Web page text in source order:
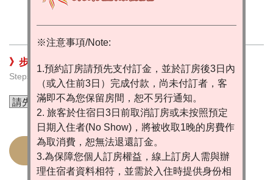
※注意事項/Note:
1.預約訂房請預先支付訂金，並於訂房後3日內
（或入住前3日）完成付款，尚未付訂者，客
滿即不為您保留房間，恕不另行通知。
2. 旅客於住宿日3日前取消訂房或未按照預定
日期入住者(No Show)，將被收取1晚的房費作
為取消費，恕無法退還訂金。
3.為保障您個人訂房權益，線上訂房人需與辦
理住宿者資料相符，並需於入住時提供身份相
》步驟1. 選擇房型
Steps 1. Select Room Type
訂房住宿須知 觀看全部房型房價